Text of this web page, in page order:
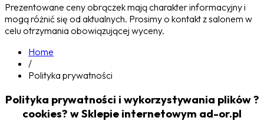
Prezentowane ceny obrączek mają charakter informacyjny i
mogą różnić się od aktualnych. Prosimy o kontakt z salonem w
celu otrzymania obowiązującej wyceny.
Home
/
Polityka prywatności
Polityka prywatności i wykorzystywania plików ?
cookies? w Sklepie internetowym ad-or.pl